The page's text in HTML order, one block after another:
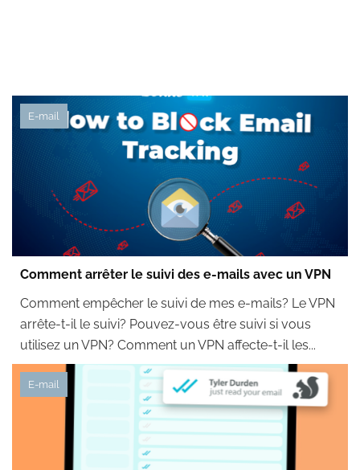
E-mail
Comment arrêter le suivi des e-mails avec un VPN
Comment empêcher le suivi de mes e-mails? Le VPN
arrête-t-il le suivi? Pouvez-vous être suivi si vous
utilisez un VPN? Comment un VPN affecte-t-il les...
E-mail